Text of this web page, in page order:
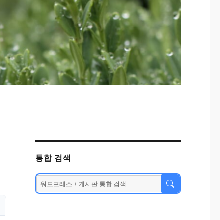
통합 검색